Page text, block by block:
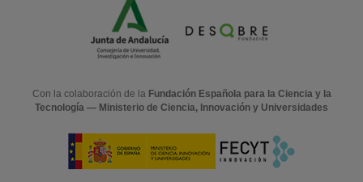
Con la colaboración de la Fundación Española para la Ciencia y la
Tecnología — Ministerio de Ciencia, Innovación y Universidades